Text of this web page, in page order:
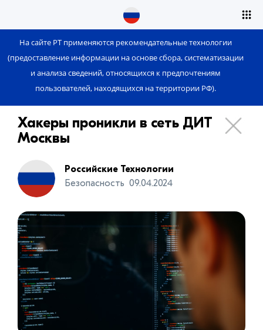
На сайте РТ применяются рекомендательные технологии
(предоставление информации на основе сбора, систематизации
и анализа сведений, относящихся к предпочтениям
пользователей, находящихся на территории РФ).
Хакеры проникли в сеть ДИТ
Москвы
Российские Технологии
Безопасность 09.04.2024